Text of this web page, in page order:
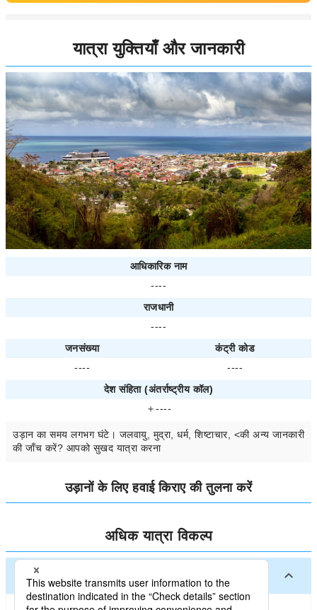
यात्रा युक्तियाँ और जानकारी
आधिकारिक नाम
----
राजधानी
----
जनसंख्या
कंट्री कोड
----
----
देश संहिता (अंतर्राष्ट्रीय कॉल)
＋----
उड़ान का समय लगभग घंटे। जलवायु, मुद्रा, धर्म, शिष्टाचार, <की अन्य जानकारी
की जाँच करें? आपको सुखद यात्रा करना
उड़ानों के लिए हवाई किराए की तुलना करें
अधिक यात्रा विकल्प
में प्रमुख शहरDominicaके प्रमुख शहर